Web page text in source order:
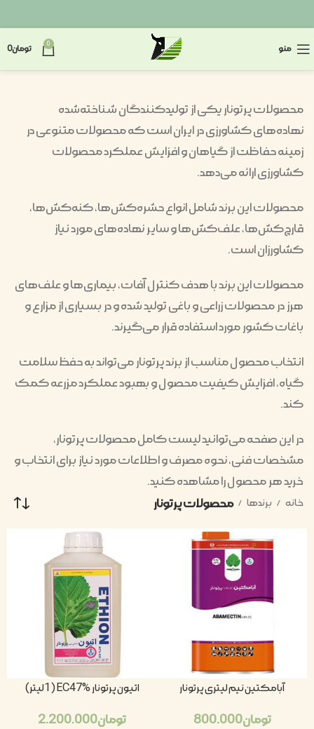
منو 0 تومان0
محصولات پرتونار یکی از تولیدکنندگان شناخته‌شده
نهاده‌های کشاورزی در ایران است که محصولات متنوعی در
زمینه حفاظت از گیاهان و افزایش عملکرد محصولات
کشاورزی ارائه می‌دهد.
محصولات این برند شامل انواع حشره‌کش‌ها، کنه‌کش‌ها،
قارچ‌کش‌ها، علف‌کش‌ها و سایر نهاده‌های مورد نیاز
کشاورزان است.
محصولات این برند با هدف کنترل آفات، بیماری‌ها و علف‌های
هرز در محصولات زراعی و باغی تولید شده و در بسیاری از مزارع و
باغات کشور مورد استفاده قرار می‌گیرند.
انتخاب محصول مناسب از برند پرتونار می‌تواند به حفظ سلامت
گیاه، افزایش کیفیت محصول و بهبود عملکرد مزرعه کمک
کند.
در این صفحه می‌توانید لیست کامل محصولات پرتونار،
مشخصات فنی، نحوه مصرف و اطلاعات مورد نیاز برای انتخاب و
خرید هر محصول را مشاهده کنید.
خانه برندها محصولات پرتونار
آبامکتین نیم لیتری پرتونار
تومان800.000
اتیون پرتونار EC47% (1لیتر)
تومان2.200.000